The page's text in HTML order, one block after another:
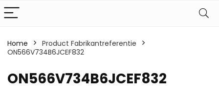
Home
Product Fabrikantreferentie
ON566V734B6JCEF832
ON566V734B6JCEF832